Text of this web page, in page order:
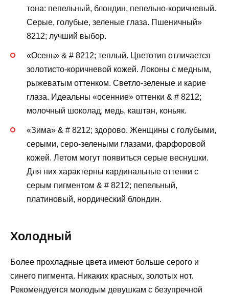
тона: пепельный, блондин, пепельно-коричневый.
Серые, голубые, зеленые глаза. Пшеничный»
8212; лучший выбор.
«Осень» & # 8212; теплый. Цветотип отличается
золотисто-коричневой кожей. Локоны с медным,
рыжеватым оттенком. Светло-зеленые и карие
глаза. Идеальны «осенние» оттенки & # 8212;
молочный шоколад, медь, каштан, коньяк.
«Зима» & # 8212; здорово. Женщины с голубыми,
серыми, серо-зелеными глазами, фарфоровой
кожей. Летом могут появиться серые веснушки.
Для них характерны кардинальные оттенки с
серым пигментом & # 8212; пепельный,
платиновый, нордический блондин.
Холодный
Более прохладные цвета имеют больше серого и
синего пигмента. Никаких красных, золотых нот.
Рекомендуется молодым девушкам с безупречной